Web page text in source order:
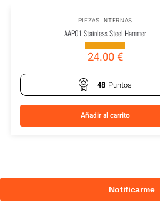
PIEZAS INTERNAS
AAP01 Stainless Steel Hammer
24.00€
48 Puntos
Añadir al carrito